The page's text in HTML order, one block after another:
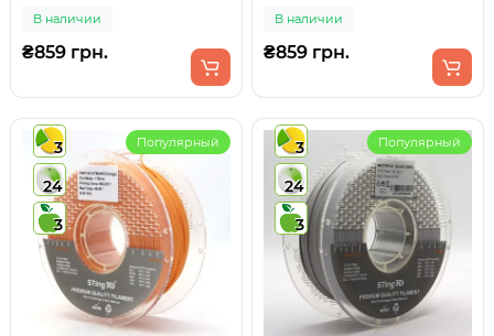
В наличии
₴859 грн.
В наличии
₴859 грн.
3
24
3
Популярный
3
24
3
Популярный